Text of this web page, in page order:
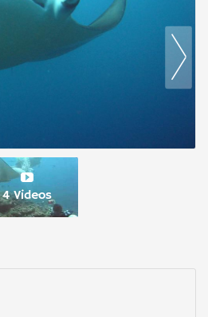
4 Videos